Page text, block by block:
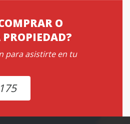
O
para asistirte en tu